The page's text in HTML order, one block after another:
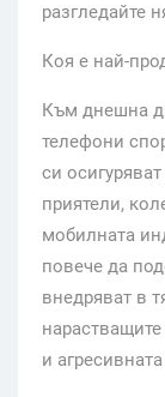
разгледайте
Коя е най-
Към днешна
телефони
си
приятели,
мобилната
повече да
внедряват в
и